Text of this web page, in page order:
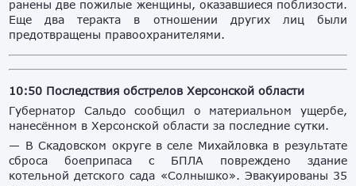
ранены две пожилые женщины, оказавшиеся поблизости.
Еще два теракта в отношении других лиц были
предотвращены правоохранителями.
10:50 Последствия обстрелов Херсонской области
Губернатор Сальдо сообщил о материальном ущербе,
нанесённом в Херсонской области за последние сутки.
— В Скадовском округе в селе Михайловка в результате
сброса боеприпаса с БПЛА повреждено здание
котельной детского сада «Солнышко». Эвакуированы 35